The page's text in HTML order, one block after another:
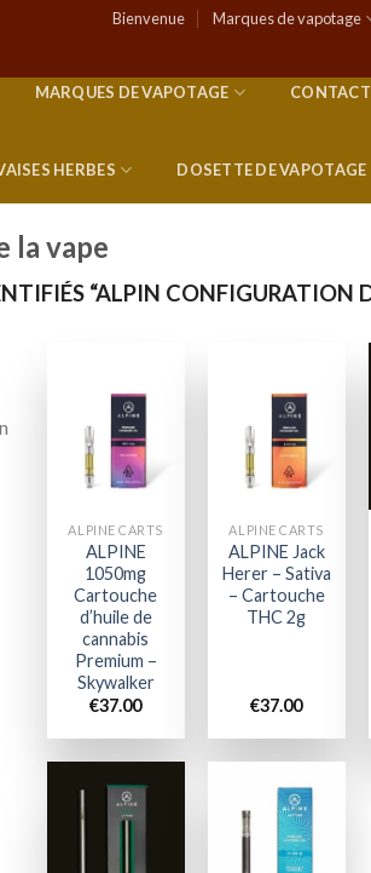
Bienvenue Marques de vapotage
MARQUES DE VAPOTAGE
HERBES DOSETTE DE VAPOTAGE
la vape
“ALPIN CONFIGURATION
Add to
wishlist
ALPINE CARTS
ALPINE
1050mg
Cartouche
d’huile de
cannabis
Premium –
Skywalker
€37.00
Add to
wishlist
ALPINE CARTS
ALPINE Jack
Herer – Sativa
– Cartouche
THC 2g
€37.00